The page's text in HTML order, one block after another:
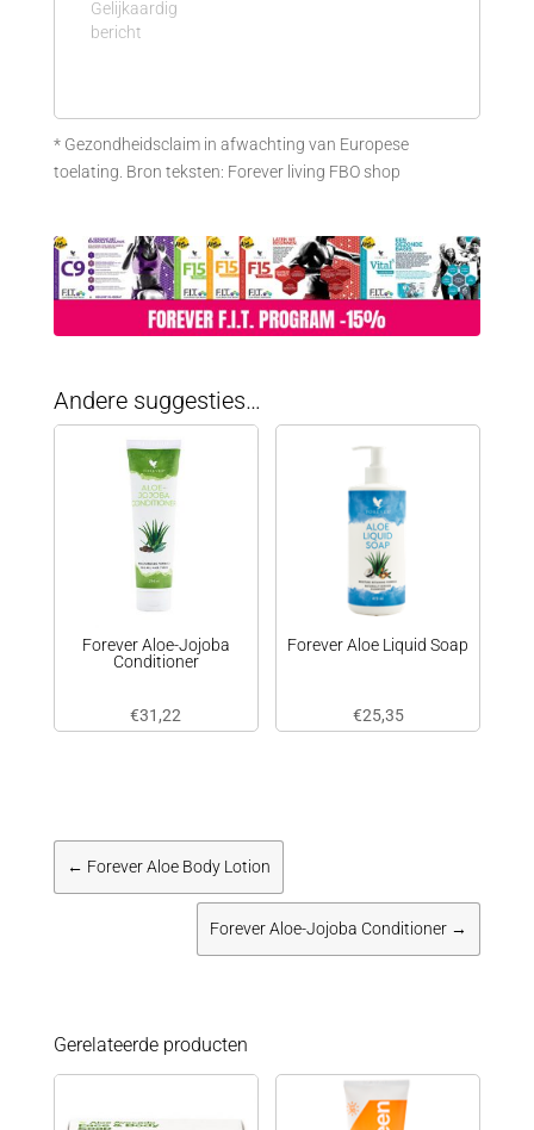
Gelijkaardig
bericht
* Gezondheidsclaim in afwachting van Europese
toelating. Bron teksten: Forever living FBO shop
Andere suggesties…
Forever Aloe-Jojoba
Conditioner
€31,22
Forever Aloe Liquid Soap
€25,35
← Forever Aloe Body Lotion
Forever Aloe-Jojoba Conditioner →
Gerelateerde producten